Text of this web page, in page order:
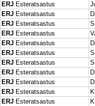
ERJEsteratsastus
ERJEsteratsastus
ERJEsteratsastus
ERJEsteratsastus
ERJEsteratsastus
ERJEsteratsastus
ERJEsteratsastus
ERJEsteratsastus
ERJEsteratsastus
ERJEsteratsastus
ERJEsteratsastus